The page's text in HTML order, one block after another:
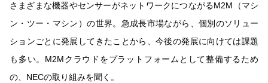
さまざまな機器やセンサーがネットワークにつながるM2M（マシ
ン・ツー・マシン）の世界。急成長市場ながら、個別のソリュー
ションごとに発展してきたことから、今後の発展に向けては課題
も多い。M2Mクラウドをプラットフォームとして整備するため
の、NECの取り組みを聞く。